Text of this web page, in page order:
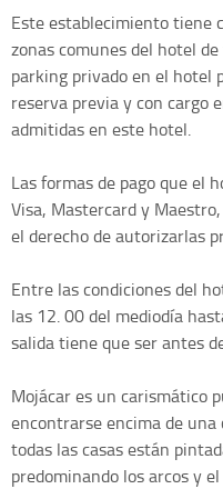
Este establecimiento tiene
zonas comunes del hotel
parking privado en el hotel
reserva previa y con cargo
admitidas en este hotel.
Las formas de pago que el
Visa, Mastercard y
el derecho de autorizarlas
Entre las condiciones del
las 12. 00 del mediodía
salida tiene que ser antes
Mojácar es un carismático
encontrarse encima de
todas las casas están
predominando los arcos y